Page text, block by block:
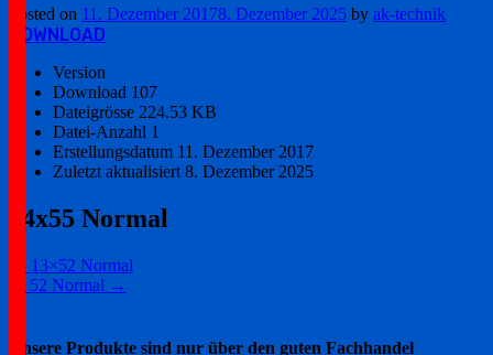
Posted on 11. Dezember 20178. Dezember 2025 by ak-technik
DOWNLOAD
Version
Download 107
Dateigrösse 224.53 KB
Datei-Anzahl 1
Erstellungsdatum 11. Dezember 2017
Zuletzt aktualisiert 8. Dezember 2025
14x55 Normal
Post
navigation
13×52 Normal
ak 52 Normal →
Unsere Produkte sind nur über den guten Fachhandel